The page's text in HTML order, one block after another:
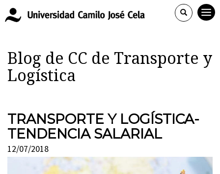
Blog de CC de Transporte y
Logística
TRANSPORTE Y LOGÍSTICA-
TENDENCIA SALARIAL
12/07/2018